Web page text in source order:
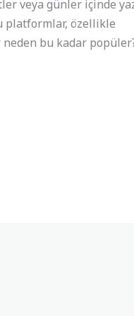
veya günler içinde
platformlar, özellikle
bu kadar